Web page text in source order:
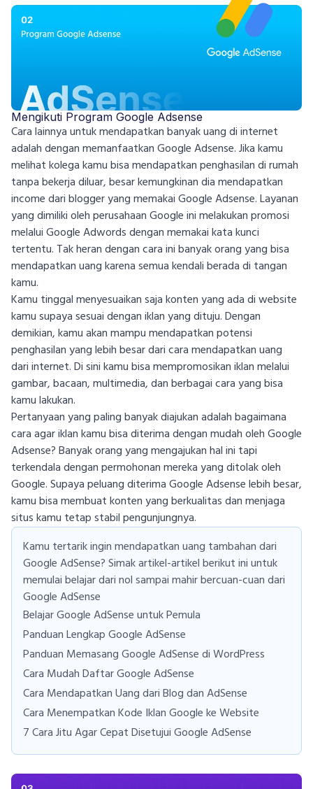
Mengikuti Program Google Adsense
Cara lainnya untuk mendapatkan banyak uang di internet
adalah dengan memanfaatkan Google Adsense. Jika kamu
melihat kolega kamu bisa mendapatkan penghasilan di rumah
tanpa bekerja diluar, besar kemungkinan dia mendapatkan
income dari blogger yang memakai Google Adsense. Layanan
yang dimiliki oleh perusahaan Google ini melakukan promosi
melalui Google Adwords dengan memakai kata kunci
tertentu. Tak heran dengan cara ini banyak orang yang bisa
mendapatkan uang karena semua kendali berada di tangan
kamu.
Kamu tinggal menyesuaikan saja konten yang ada di website
kamu supaya sesuai dengan iklan yang dituju. Dengan
demikian, kamu akan mampu mendapatkan potensi
penghasilan yang lebih besar dari cara mendapatkan uang
dari internet. Di sini kamu bisa mempromosikan iklan melalui
gambar, bacaan, multimedia, dan berbagai cara yang bisa
kamu lakukan.
Pertanyaan yang paling banyak diajukan adalah bagaimana
cara agar iklan kamu bisa diterima dengan mudah oleh Google
Adsense? Banyak orang yang mengajukan hal ini tapi
terkendala dengan permohonan mereka yang ditolak oleh
Google. Supaya peluang diterima Google Adsense lebih besar,
kamu bisa membuat konten yang berkualitas dan menjaga
situs kamu tetap stabil pengunjungnya.
Kamu tertarik ingin mendapatkan uang tambahan dari
Google AdSense? Simak artikel-artikel berikut ini untuk
memulai belajar dari nol sampai mahir bercuan-cuan dari
Google AdSense
Belajar Google AdSense untuk Pemula
Panduan Lengkap Google AdSense
Panduan Memasang Google AdSense di WordPress
Cara Mudah Daftar Google AdSense
Cara Mendapatkan Uang dari Blog dan AdSense
Cara Menempatkan Kode Iklan Google ke Website
7 Cara Jitu Agar Cepat Disetujui Google AdSense